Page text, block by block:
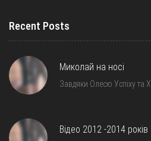
Recent Posts
Миколай на носі
Завдяки Олесю Успіху та
Відео 2012 -2014 років